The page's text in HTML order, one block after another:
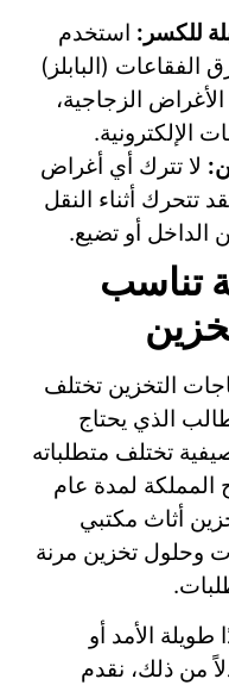
للكسر: استخدم
الفقاعات (البابلز)
الزجاجية،
الإلكترونية.
لا تترك أي أغراض
تتحرك أثناء النقل
الداخل أو تضيع.
تناسب
التخزين تختلف
الذي يحتاج
تختلف متطلباته
المملكة لمدة عام
أثاث مكتبي
وحلول تخزين مرنة
الأمد أو
من ذلك، نقدم